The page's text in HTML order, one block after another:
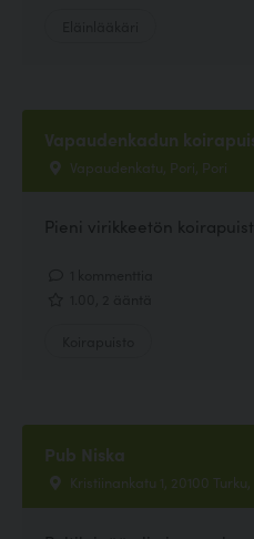
Vapaudenkadun
Vapaudenkatu, Pori, Pori
Pieni virikkeetön
Pub Niska
Kristiinankatu 1, 20100 Turku,